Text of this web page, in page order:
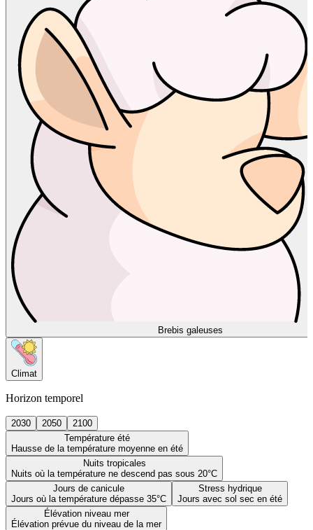
Brebis galeuses
Climat
Horizon temporel
2030 2050
2100
Température été
Hausse de la température moyenne en été
Nuits tropicales
Nuits où la température ne descend pas sous 20°C
Jours de canicule
Jours où la température dépasse 35°C
Stress hydrique
Jours avec sol sec en été
Élévation niveau mer
Élévation prévue du niveau de la mer